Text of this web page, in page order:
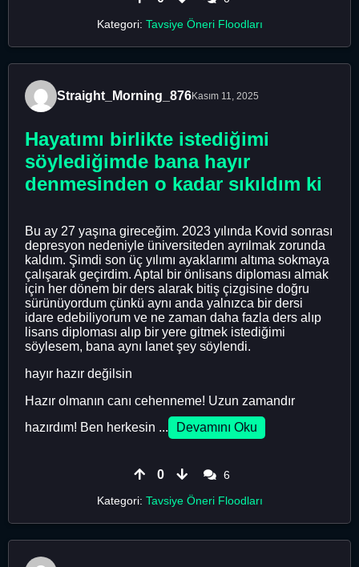
Kategori: Tavsiye Öneri Floodları
Straight_Morning_876Kasım 11, 2025
Hayatımı birlikte istediğimi
söylediğimde bana hayır
denmesinden o kadar sıkıldım ki
Bu ay 27 yaşına gireceğim. 2023 yılında Kovid sonrası
depresyon nedeniyle üniversiteden ayrılmak zorunda
kaldım. Şimdi son üç yılımı ayaklarımı altıma sokmaya
çalışarak geçirdim. Aptal bir önlisans diploması almak
için her dönem bir ders alarak bitiş çizgisine doğru
sürünüyordum çünkü aynı anda yalnızca bir dersi
idare edebiliyorum ve ne zaman daha fazla ders alıp
lisans diploması alıp bir yere gitmek istediğimi
söylesem, bana aynı lanet şey söylendi.
hayır hazır değilsin
Hazır olmanın canı cehenneme! Uzun zamandır
hazırdım! Ben herkesin ...
Devamını Oku
0
6
Kategori: Tavsiye Öneri Floodları